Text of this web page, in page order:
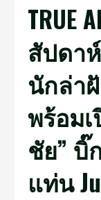
TRUE
สัปดา
นักล่า
พร้อม
ชัย” บิ๊
แท่น